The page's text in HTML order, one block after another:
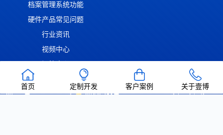
首页 定制开发 客户案例 关于壹博
档案管理系统功能
硬件产品常见问题
行业资讯
视频中心
渝ICP备2022014306号 渝公网安备50011302001126号 | Copyright ©